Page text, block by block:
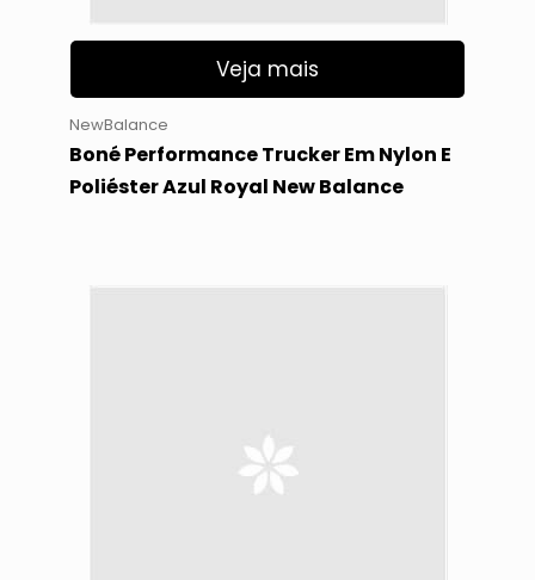
Veja mais
NewBalance
Boné Performance Trucker Em Nylon E
Poliéster Azul Royal New Balance